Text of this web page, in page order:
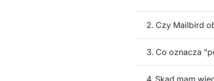
2. Czy Mailbird
3. Co oznacza
4. Skąd mam